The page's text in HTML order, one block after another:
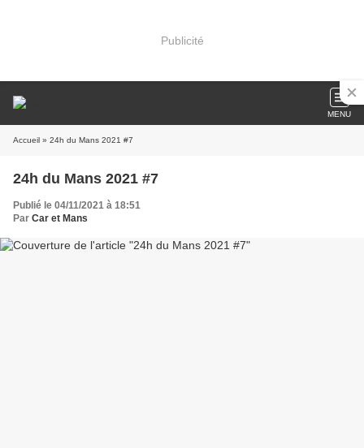
Publicité
MENU
Accueil » 24h du Mans 2021 #7
24h du Mans 2021 #7
Publié le 04/11/2021 à 18:51
Par Car et Mans